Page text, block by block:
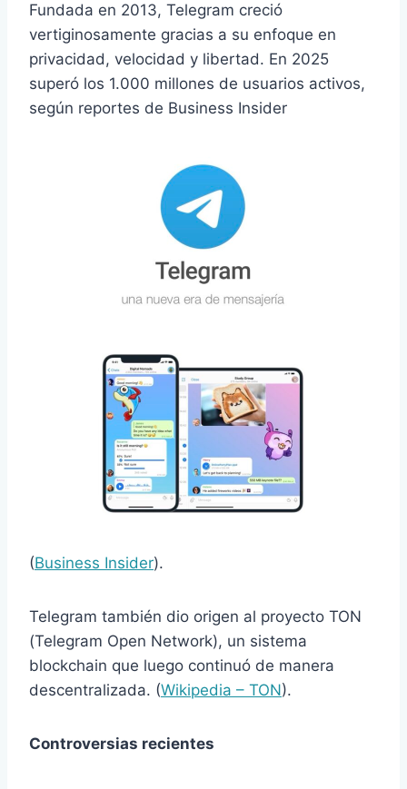
Fundada en 2013, Telegram creció
vertiginosamente gracias a su enfoque en
privacidad, velocidad y libertad. En 2025
superó los 1.000 millones de usuarios activos,
según reportes de Business Insider
(Business Insider).
Telegram también dio origen al proyecto TON
(Telegram Open Network), un sistema
blockchain que luego continuó de manera
descentralizada. (Wikipedia – TON).
Controversias recientes